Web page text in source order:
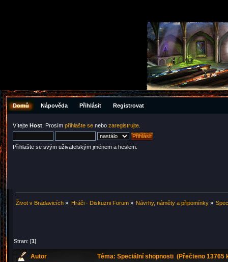
Domů Nápověda Přihlásit Registrovat
Vítejte Host . Prosím přihlašte se nebo zaregistrujte
Přihlašte se svým uživatelským jménem a heslem.
Život v Bradavicích » Hráči - Diskuzni Forum» Návrhy, náměty a připomínky»
Stran: [1]
Autor Téma: Speciální shopnosti (Přečteno 13765